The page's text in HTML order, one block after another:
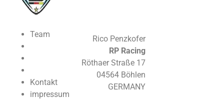
Team
Kontakt
impressum
Rico Penzkofer
RP Racing
Röthaer Straße 17
04564 Böhlen
GERMANY